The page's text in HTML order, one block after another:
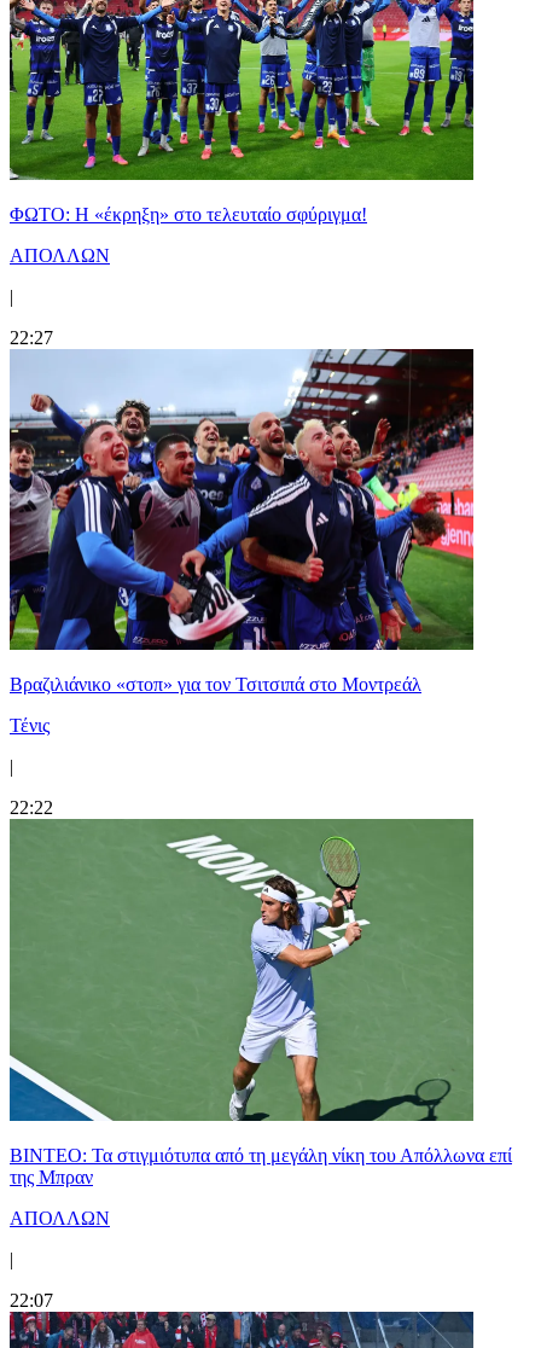
ΦΩΤΟ: Η «έκρηξη» στο τελευταίο σφύριγμα!
ΑΠΟΛΛΩΝ
|
22:27
Βραζιλιάνικο «στοπ» για τον Τσιτσιπά στο Μοντρεάλ
Τένις
|
22:22
ΒΙΝΤΕΟ: Τα στιγμιότυπα από τη μεγάλη νίκη του Απόλλωνα επί
της Μπραν
ΑΠΟΛΛΩΝ
|
22:07